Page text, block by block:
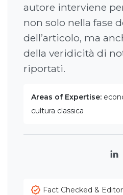
autore interviene
non solo nella fase
dell’articolo, ma
della veridicità di
riportati.
Areas of Expertise:
cultura classica
Fact Checked &